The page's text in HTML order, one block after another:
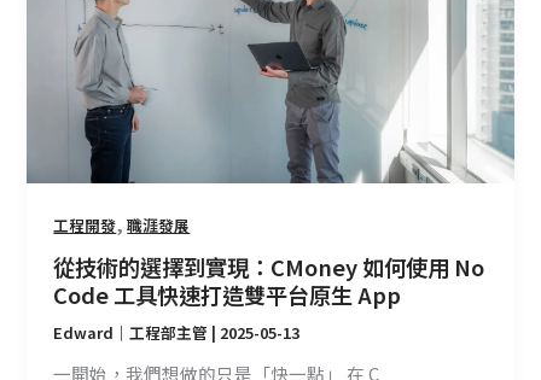
工程開發,職涯發展
從技術的選擇到實現：CMoney 如何使用 No
Code 工具快速打造雙平台原生 App
Edward｜工程部主管 | 2025-05-13
一開始，我們想做的只是「快一點」 在 C
現：
CMoney
何
使
No
Code
工